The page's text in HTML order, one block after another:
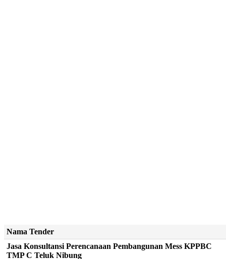
Nama Tender
Jasa Konsultansi Perencanaan Pembangunan Mess KPPBC
TMP C Teluk Nibung